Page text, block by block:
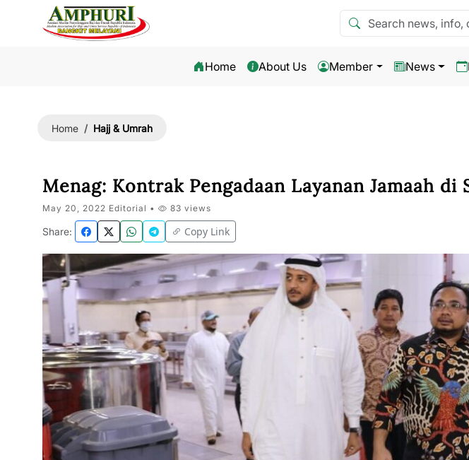
Search news
Home About Us Member News
Home Hajj & Umrah
Menag: Kontrak Pengadaan Layanan Jamaah di
May 20, 2022 Editorial • 83 views
Share: Copy Link